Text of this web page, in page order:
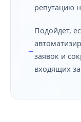
репутацию
Подойдёт,
заявок и
входящих